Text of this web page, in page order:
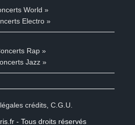
World »
Electro »
Rap »
Jazz »
crédits C.G.U.
- Tous droits réservés